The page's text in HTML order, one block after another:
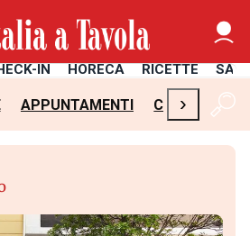
IN HORECA RICETTE
APPUNTAMENTI CHECK-IN
›